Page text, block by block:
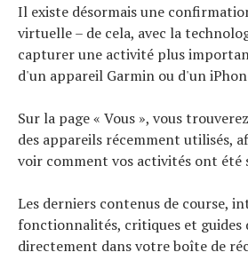
Il existe désormais une
virtuelle – de cela, avec la
capturer une activité plus
d'un appareil Garmin ou d'un
Sur la page « Vous », vous
des appareils récemment utilisés,
voir comment vos activités ont été
Les derniers contenus de course,
fonctionnalités, critiques et guides
directement dans votre boîte de